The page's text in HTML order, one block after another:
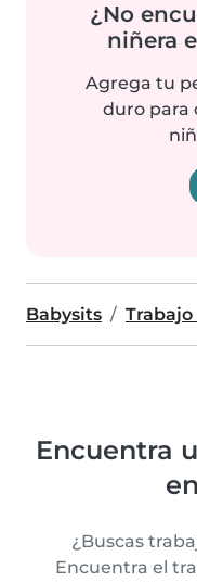
¿No
niñera
Agrega tu
duro para
Babysits
Encuentra
¿Buscas
Encuentra el